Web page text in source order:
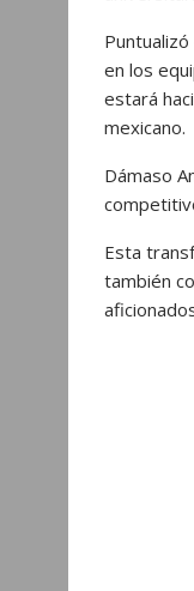
en los
estará
mexicano.
Dámaso
Esta
también